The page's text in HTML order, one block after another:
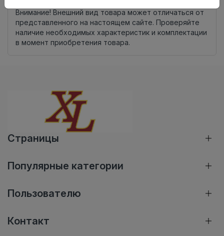
Внимание! Внешний вид товара может отличаться от
представленного на настоящем сайте. Проверяйте
наличие необходимых характеристик и комплектации
в момент приобретения товара.
Страницы
Популярные категории
Пользователю
Контакт